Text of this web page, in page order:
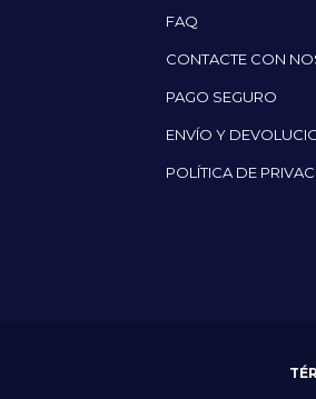
FAQ
CONTACTE CON
PAGO SEGURO
ENVÍO Y
POLÍTICA DE